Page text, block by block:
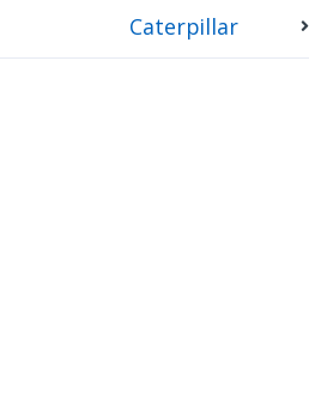
Caterpillar